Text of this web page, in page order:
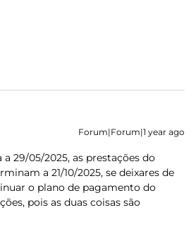
Forum|Forum|1 year ago
29/05/2025, as prestações do
a 21/10/2025, se deixares de
o plano de pagamento do
pois as duas coisas são